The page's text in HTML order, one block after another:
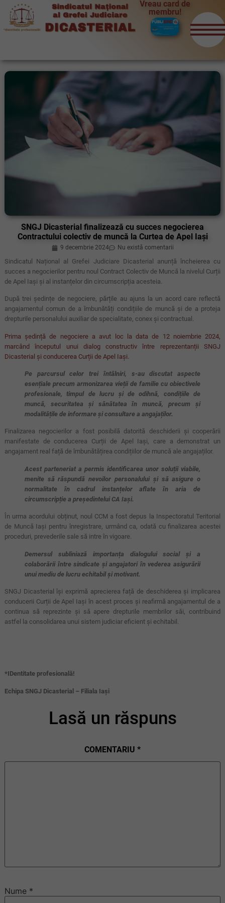
Vreau card de
membru!
SNGJ Dicasterial finalizează cu succes negocierea
Contractului colectiv de muncă la Curtea de Apel Iași
9 decembrie 2024 Nu există comentarii
Sindicatul Național al Grefei Judiciare Dicasterial anunță încheierea cu
succes a negocierilor pentru noul Contract Colectiv de Muncă la nivelul Curții
de Apel Iași și al instanțelor din circumscripția acesteia.
După trei ședințe de negociere, părțile au ajuns la un acord care reflectă
angajamentul comun de a îmbunătăți condițiile de muncă și de a proteja
drepturile personalului auxiliar de specialitate, conex și contractual.
Prima ședință de negociere a avut loc la data de 12 noiembrie 2024,
marcând începutul unui dialog constructiv între reprezentanții SNGJ
Dicasterial și conducerea Curții de Apel Iași.
Pe parcursul celor trei întâlniri, s-au discutat aspecte
esențiale precum armonizarea vieții de familie cu obiectivele
profesionale, timpul de lucru și de odihnă, condițiile de
muncă, securitatea și sănătatea în muncă, precum și
modalitățile de informare și consultare a angajaților.
Finalizarea negocierilor a fost posibilă datorită deschiderii și cooperării
manifestate de conducerea Curții de Apel Iași, care a demonstrat un
angajament real față de îmbunătățirea condițiilor de muncă ale angajaților.
Acest parteneriat a permis identificarea unor soluții viabile,
menite să răspundă nevoilor personalului și să asigure o
normalitate în cadrul instanțelor aflate în aria de
circumscripție a președintelui CA Iași.
În urma acordului obținut, noul CCM a fost depus la Inspectoratul Teritorial
de Muncă Iași pentru înregistrare, urmând ca, odată cu finalizarea acestei
proceduri, prevederile sale să intre în vigoare.
Demersul subliniază importanța dialogului social și a
colaborării între sindicate și angajatori în vederea asigurării
unui mediu de lucru echitabil și motivant.
SNGJ Dicasterial își exprimă aprecierea față de deschiderea și implicarea
conducerii Curții de Apel Iași în acest proces și reafirmă angajamentul de a
continua să reprezinte și să apere drepturile membrilor săi, contribuind
astfel la consolidarea unui sistem judiciar eficient și echitabil.
*IDentitate profesională!
Echipa SNGJ Dicasterial – Filiala Iași
Lasă un răspuns
COMENTARIU *
Nume *